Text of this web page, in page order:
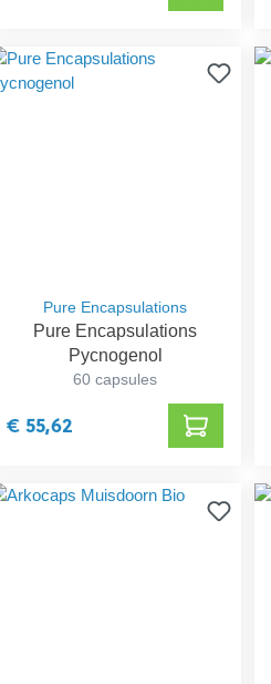
Pure Encapsulations
Pure Encapsulations
Pycnogenol
60 capsules
€ 55,62